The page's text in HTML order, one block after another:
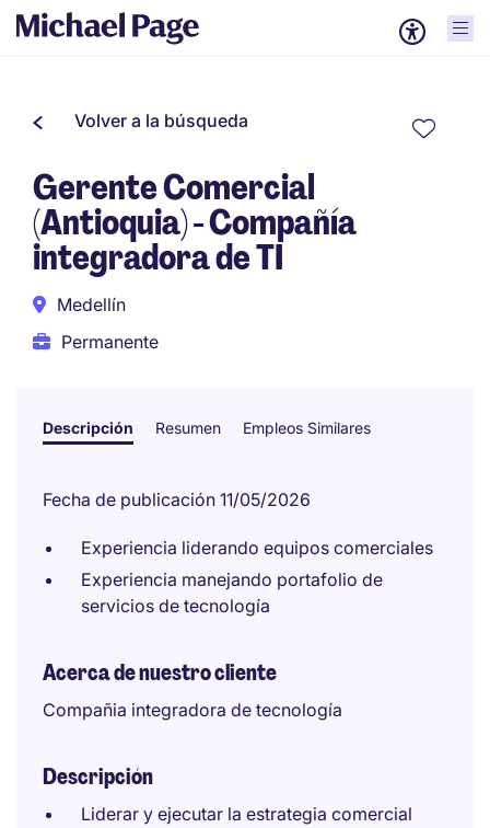
Volver a la búsqueda
Gerente Comercial
(Antioquia) - Compañía
integradora de TI
Medellín
Permanente
Descripción Resumen Empleos Similares
Fecha de publicación 11/05/2026
Experiencia liderando equipos comerciales
Experiencia manejando portafolio de
servicios de tecnología
Acerca de nuestro cliente
Compañia integradora de tecnología
Descripción
Liderar y ejecutar la estrategia comercial